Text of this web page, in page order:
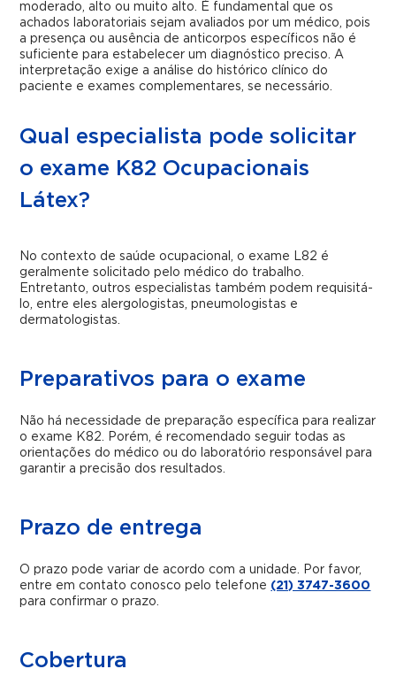
moderado, alto ou muito alto. É fundamental que os
achados laboratoriais sejam avaliados por um médico, pois
a presença ou ausência de anticorpos específicos não é
suficiente para estabelecer um diagnóstico preciso. A
interpretação exige a análise do histórico clínico do
paciente e exames complementares, se necessário.
Qual especialista pode solicitar
o exame K82 Ocupacionais
Látex?
No contexto de saúde ocupacional, o exame L82 é
geralmente solicitado pelo médico do trabalho.
Entretanto, outros especialistas também podem requisitá-
lo, entre eles alergologistas, pneumologistas e
dermatologistas.
Preparativos para o exame
Não há necessidade de preparação específica para realizar
o exame K82. Porém, é recomendado seguir todas as
orientações do médico ou do laboratório responsável para
garantir a precisão dos resultados.
Prazo de entrega
O prazo pode variar de acordo com a unidade. Por favor,
entre em contato conosco pelo telefone (21) 3747-3600
para confirmar o prazo.
Cobertura